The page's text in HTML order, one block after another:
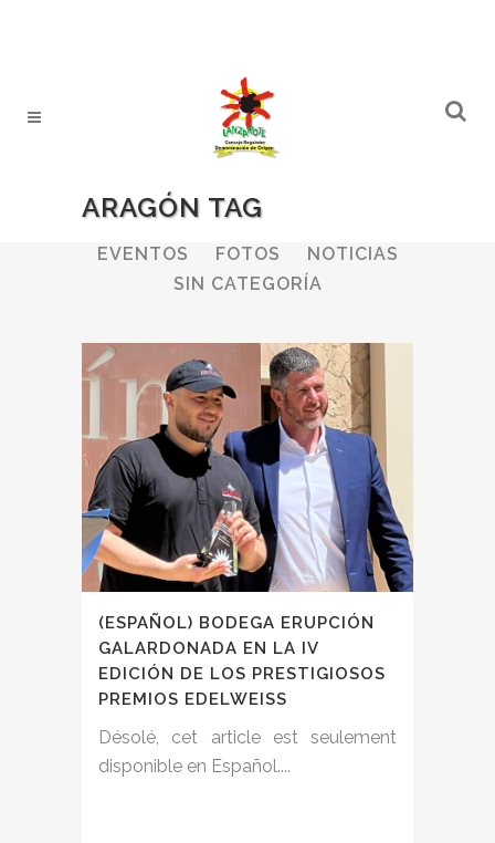
ARAGÓN TAG
ALL BODEGAS
EVENTOS
FOTOS
NOTICIAS
SIN CATEGORÍA
(ESPAÑOL) BODEGA ERUPCIÓN
GALARDONADA EN LA IV
EDICIÓN DE LOS PRESTIGIOSOS
PREMIOS EDELWEISS
Désolé, cet article est seulement
disponible en Español....